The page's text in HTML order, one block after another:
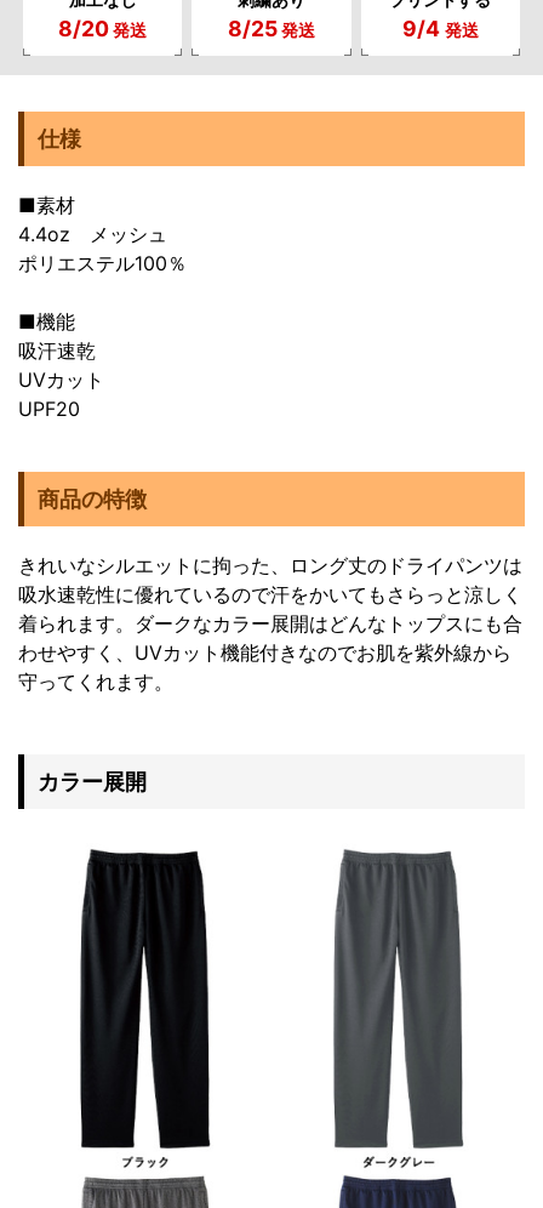
8/20 発送 8/25 発送 9/4 発送
仕様
■素材
4.4oz メッシュ
ポリエステル100％
■機能
吸汗速乾
UVカット
UPF20
商品の特徴
きれいなシルエットに拘った、ロング丈のドライパンツは
吸水速乾性に優れているので汗をかいてもさらっと涼しく
着られます。ダークなカラー展開はどんなトップスにも合
わせやすく、UVカット機能付きなのでお肌を紫外線から
守ってくれます。
カラー展開